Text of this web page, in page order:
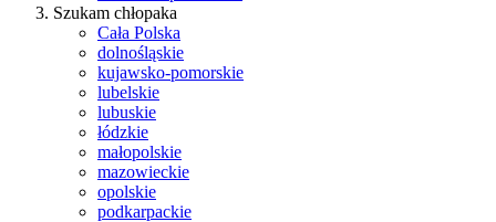
Szukam chłopaka
Cała Polska
dolnośląskie
kujawsko-pomorskie
lubelskie
lubuskie
łódzkie
małopolskie
mazowieckie
opolskie
podkarpackie